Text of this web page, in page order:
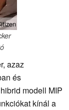
azaz
és
modell MIP
kínál a